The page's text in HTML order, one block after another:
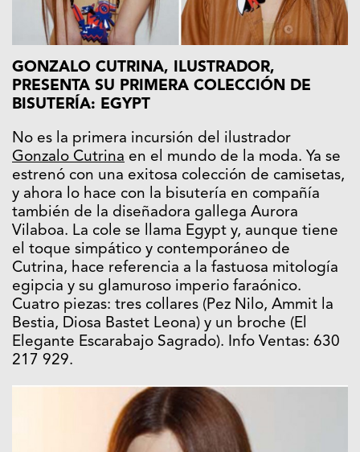
GONZALO CUTRINA, ILUSTRADOR,
PRESENTA SU PRIMERA COLECCIÓN DE
BISUTERÍA: EGYPT
No es la primera incursión del ilustrador
Gonzalo Cutrina en el mundo de la moda. Ya se
estrenó con una exitosa colección de camisetas,
y ahora lo hace con la bisutería en compañía
también de la diseñadora gallega Aurora
Vilaboa. La cole se llama Egypt y, aunque tiene
el toque simpático y contemporáneo de
Cutrina, hace referencia a la fastuosa mitología
egipcia y su glamuroso imperio faraónico.
Cuatro piezas: tres collares (Pez Nilo, Ammit la
Bestia, Diosa Bastet Leona) y un broche (El
Elegante Escarabajo Sagrado). Info Ventas: 630
217 929.